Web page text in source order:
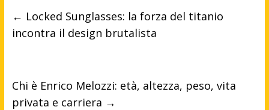
← Locked Sunglasses: la forza del titanio
incontra il design brutalista
Chi è Enrico Melozzi: età, altezza, peso, vita
privata e carriera →